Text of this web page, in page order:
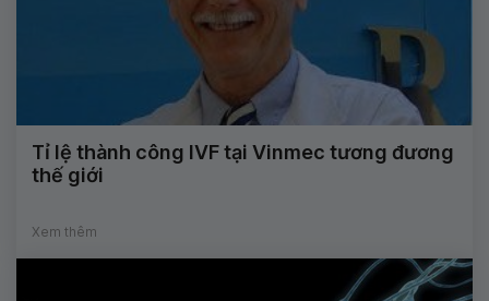
Tỉ lệ thành công IVF tại Vinmec tương đương
thế giới
Xem thêm